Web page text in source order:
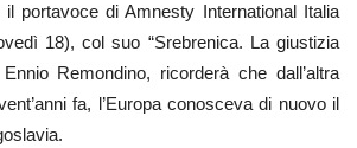
il portavoce di Amnesty International Italia
18), col suo “Srebrenica. La giustizia
Remondino, ricorderà che dall’altra
fa, l’Europa conosceva di nuovo il